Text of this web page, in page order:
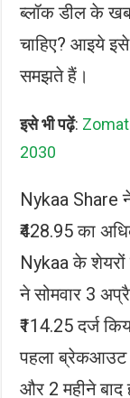
ब्लॉक डील के
चाहिए? आइये
समझते हैं।
इसे भी पढ़ें:
2030
Nykaa Share
₹428.95 का
Nykaa के शेयरों
ने सोमवार 3
₹114.25 दर्ज
पहला ब्रेकआउट
और 2 महीने बाद